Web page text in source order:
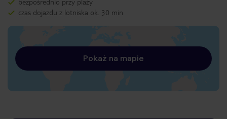
czas dojazdu z lotniska ok. 30 min
Pokaż na mapie